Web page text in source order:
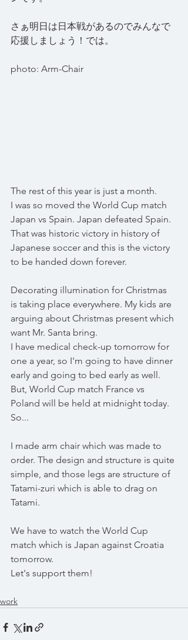
さぁ明日は日本戦があるのでみんなで
応援しましょう！では。
photo: Arm-Chair
The rest of this year is just a month.
I was so moved the World Cup match
Japan vs Spain. Japan defeated Spain.
That was historic victory in history of
Japanese soccer and this is the victory
to be handed down forever.
Decorating illumination for Christmas
is taking place everywhere. My kids are
arguing about Christmas present which
want Mr. Santa bring.
I have medical check-up tomorrow for
one a year, so I'm going to have dinner
early and going to bed early as well.
But, World Cup match France vs
Poland will be held at midnight today.
So...
I made arm chair which was made to
order. The design and structure is quite
simple, and those legs are structure of
Tatami-zuri which is able to drag on
Tatami.
We have to watch the World Cup
match which is Japan against Croatia
tomorrow.
Let's support them!
work